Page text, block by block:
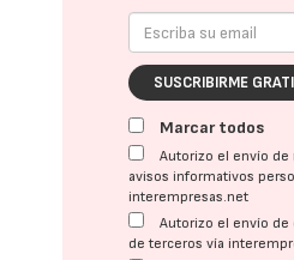
SUSCRIBIRME
Marcar todos
Autorizo el envío
avisos informativos
interempresas.net
Autorizo el envío
de terceros vía